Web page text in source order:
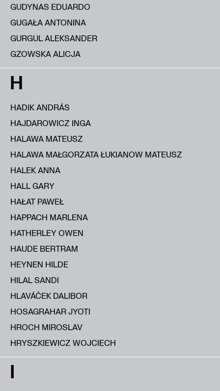
GUDYNAS EDUARDO
GUGAŁA ANTONINA
GURGUL ALEKSANDER
GZOWSKA ALICJA
H
HADIK ANDRÁS
HAJDAROWICZ INGA
HALAWA MATEUSZ
HALAWA MAŁGORZATA ŁUKIANOW MATEUSZ
HALEK ANNA
HALL GARY
HAŁAT PAWEŁ
HAPPACH MARLENA
HATHERLEY OWEN
HAUDE BERTRAM
HEYNEN HILDE
HILAL SANDI
HLAVÁČEK DALIBOR
HOSAGRAHAR JYOTI
HROCH MIROSLAV
HRYSZKIEWICZ WOJCIECH
I